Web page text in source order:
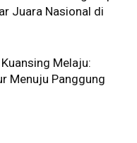
Juara Nasional di
Melaju:
Menuju Panggung